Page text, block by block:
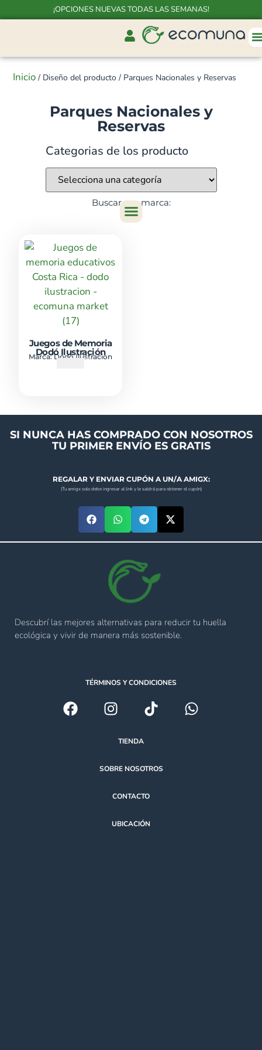
¡OPCIONES NUEVAS TODAS LAS SEMANAS!
Inicio / Diseño del producto / Parques Nacionales y Reservas
Parques Nacionales y
Reservas
Categorias de los producto
Buscar por marca:
Juegos de Memoria
Dodó Ilustración
Marca:Dodo Ilustracion
SI NUNCA HAS COMPRADO CON NOSOTROS
TU PRIMER ENVÍO ES GRATIS
REGALAR Y ENVIAR CUPÓN A UN/A AMIGX:
(Tu amigx solo debe ingresar al link y le saldrá para obtener el cupón)
Descubrí las mejores alternativas para reducir tu huella
ecológica y vivir de manera más sostenible.
TÉRMINOS Y CONDICIONES
TIENDA
SOBRE NOSOTROS
CONTACTO
UBICACIÓN